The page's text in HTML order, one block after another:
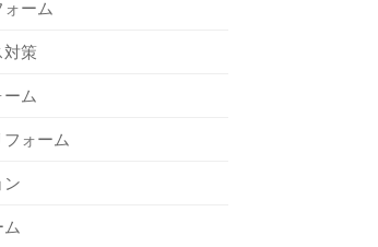
ーム
対策
ーム
ォーム
ン